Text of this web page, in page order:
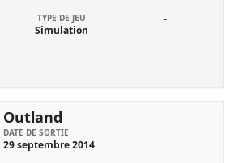
TYPE DE JEU
Simulation
-
Outland
DATE DE SORTIE
29 septembre 2014